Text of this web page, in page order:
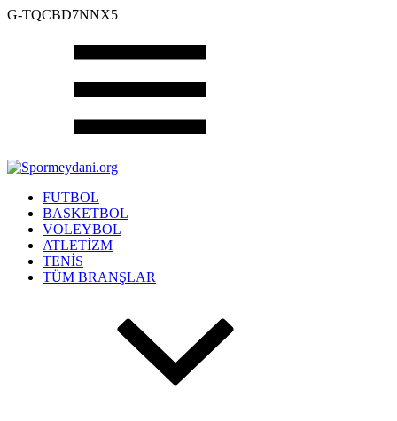
G-TQCBD7NNX5
FUTBOL
BASKETBOL
VOLEYBOL
ATLETİZM
TENİS
TÜM BRANŞLAR